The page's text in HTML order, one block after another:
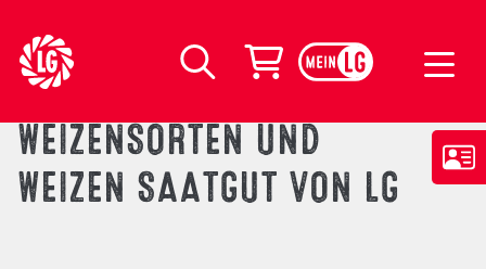
LG Seeds Logo
Suche
Warenkorb
WEIZENSORTEN UND
WEIZEN SAATGUT VON LG